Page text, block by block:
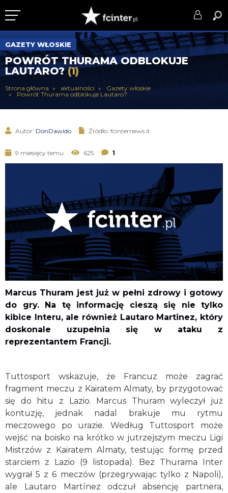
KLUB
DRUŻYNA
SERIE A
PUCHARY
DLA TIFOSICH
SERWIS
GAZETY WŁOSKIE
POWRÓT THURAMA ODBLOKUJE
LAUTARO?(1)
Strona główna aktualności
Gazety włoskie
Powrót Thurama odblokuje Lautaro?
Autor: DonDawido Źródło: fcinternews.it
9 miesięcy temu 625 1
Marcus Thuram jest już w pełni zdrowy i gotowy
do gry. Na tę informację cieszą się nie tylko
kibice Interu, ale również Lautaro Martinez, który
doskonale uzupełnia się w ataku z
reprezentantem Francji.
Tuttosport wskazuje, że Francuz może zagrać
fragment meczu z Kairatem Almaty, by przygotować
się do hitu z Lazio. Marcus Thuram wyleczył już
kontuzję, jednak nadal brakuje mu rytmu
meczowego po urazie. Według Tuttosport może
wejść na boisko na krótko w jutrzejszym meczu Ligi
Mistrzów z Kairatem Almaty, testując formę przed
starciem z Lazio (9 listopada). Bez Thurama Inter
wygrał 5 z 6 meczów (przegrywając tylko z Napoli),
ale Lautaro Martínez odczuł absencję partnera,